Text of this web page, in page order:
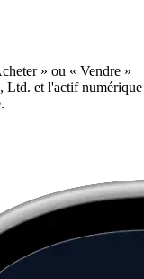
» ou « Vendre »
Ltd. et l'actif numérique